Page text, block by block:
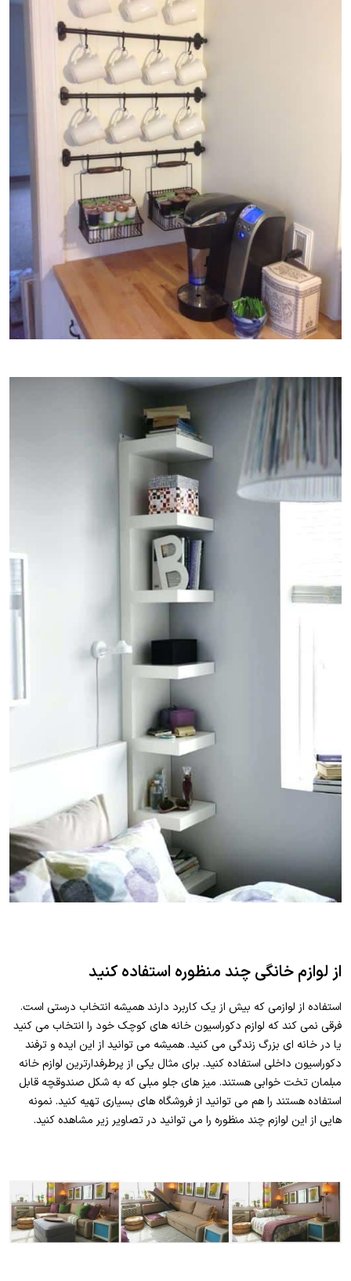
از لوازم خانگی چند منظوره استفاده کنید
استفاده از لوازمی که بیش از یک کاربرد دارند همیشه انتخاب درستی است.
فرقی نمی کند که لوازم دکوراسیون خانه های کوچک خود را انتخاب می کنید
یا در خانه ای بزرگ زندگی می کنید. همیشه می توانید از این ایده و ترفند
دکوراسیون داخلی استفاده کنید. برای مثال یکی از پرطرفدارترین لوازم خانه
مبلمان تخت خوابی هستند. میز های جلو مبلی که به شکل صندوقچه قابل
استفاده هستند را هم می توانید از فروشگاه های بسیاری تهیه کنید. نمونه
هایی از این لوازم چند منظوره را می توانید در تصاویر زیر مشاهده کنید.